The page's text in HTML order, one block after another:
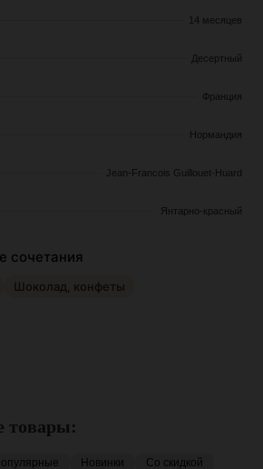
14 месяцев
Десертный
Франция
Нормандия
Jean-Francois Guillouet-Huard
Янтарно-красный
сочетания
Шоколад, конфеты
товары:
Новинки Со скидкой